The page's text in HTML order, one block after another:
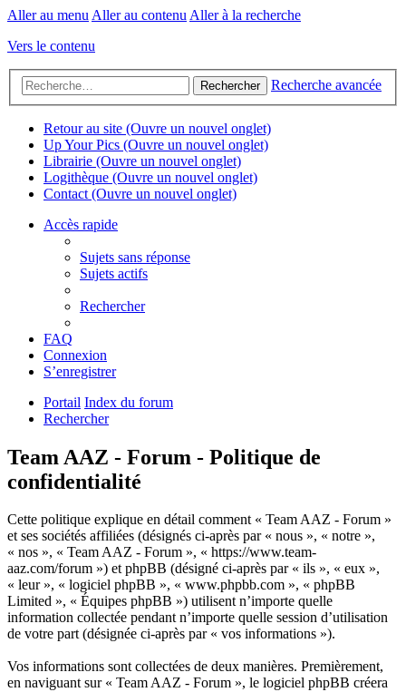
Aller au menu Aller au contenu Aller à la recherche
Vers le contenu
Rechercher Recherche avancée
Retour au site (Ouvre un nouvel onglet)
Up Your Pics (Ouvre un nouvel onglet)
Librairie (Ouvre un nouvel onglet)
Logithèque (Ouvre un nouvel onglet)
Contact (Ouvre un nouvel onglet)
Accès rapide
Sujets sans réponse
Sujets actifs
Rechercher
FAQ
Connexion
S’enregistrer
Portail Index du forum
Rechercher
Team AAZ - Forum - Politique de
confidentialité
Cette politique explique en détail comment « Team AAZ - Forum »
et ses sociétés affiliées (désignés ci-après par « nous », « notre »,
« nos », « Team AAZ - Forum », « https://www.team-
aaz.com/forum ») et phpBB (désigné ci-après par « ils », « eux »,
« leur », « logiciel phpBB », « www.phpbb.com », « phpBB
Limited », « Équipes phpBB ») utilisent n’importe quelle
information collectée pendant n’importe quelle session d’utilisation
de votre part (désignée ci-après par « vos informations »).
Vos informations sont collectées de deux manières. Premièrement,
en naviguant sur « Team AAZ - Forum », le logiciel phpBB créera